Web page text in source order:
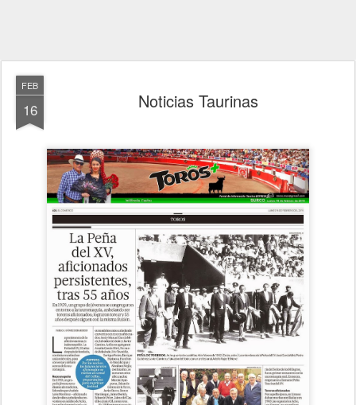
FEB
16 Noticias Taurinas